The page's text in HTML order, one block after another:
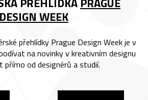
DESIGN WEEK
přehlídky Prague Design Week je v
na novinky v kreativním designu
přímo od designérů a studií.